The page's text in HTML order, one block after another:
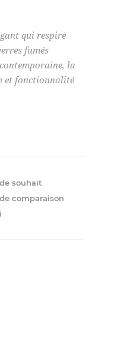
qui respire
fumés
la
et fonctionnalité